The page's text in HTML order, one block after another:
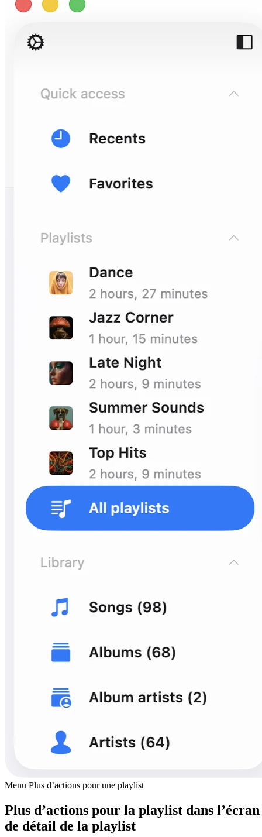
Menu Plus d’actions pour une playlist
Plus d’actions pour la playlist dans l’écran
de détail de la playlist